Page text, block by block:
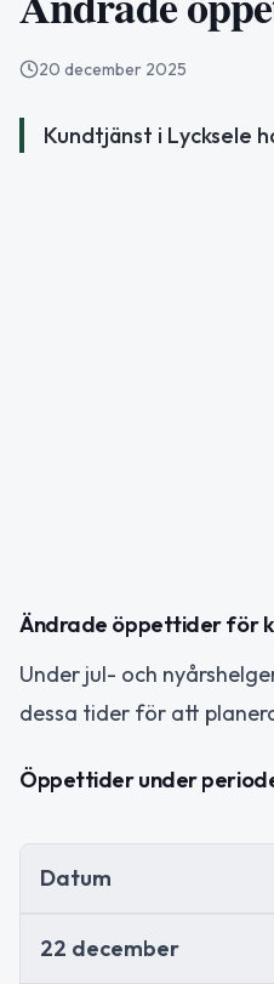
20 december 2025
Kundtjänst i Lycksele
Ändrade öppettider för
Under jul- och
dessa tider för att
Öppettider under
Datum
22 december